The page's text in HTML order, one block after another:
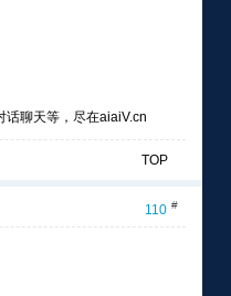
话聊天等，尽在aiaiV.cn
TOP
110 #